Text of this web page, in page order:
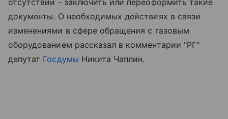
отсутствии - заключить или переоформить такие
документы. О необходимых действиях в связи
изменениями в сфере обращения с газовым
оборудованием рассказал в комментарии "РГ"
депутат Госдумы Никита Чаплин.